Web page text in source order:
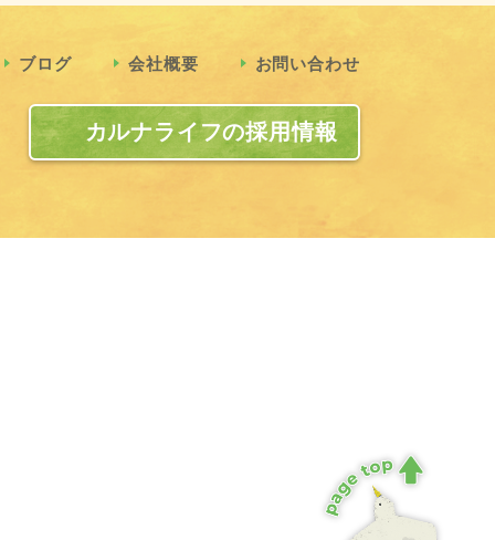
ブログ 会社概要 お問い合わせ
カルナライフの採用情報